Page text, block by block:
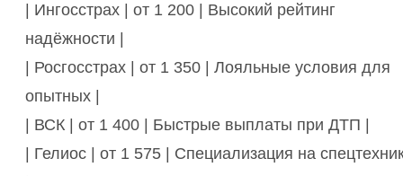
| Ингосстрах | от 1 200 | Высокий рейтинг
надёжности |
| Росгосстрах | от 1 350 | Лояльные условия для
опытных |
| ВСК | от 1 400 | Быстрые выплаты при ДТП |
| Гелиос | от 1 575 | Специализация на